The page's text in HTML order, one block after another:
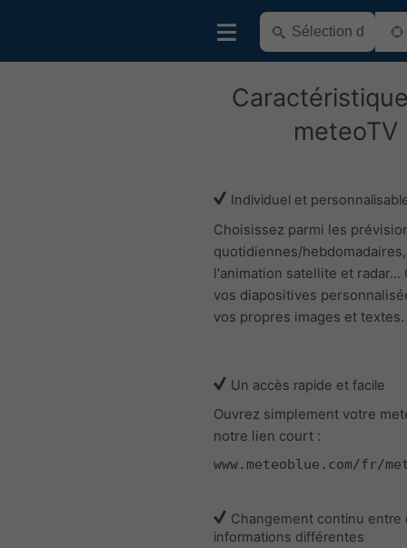
meteoTV
Individuel et
Choisissez parmi les
quotidiennes/hebdomadaires,
l'animation satellite et radar...
vos diapositives
vos propres images et textes.
Un accès rapide et facile
Ouvrez simplement votre
notre lien court :
www.meteoblue.com/fr/
Changement continu entre
informations différentes